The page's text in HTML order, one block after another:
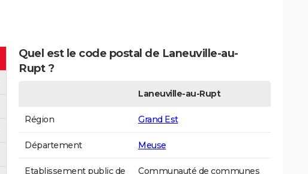
Quel est le code postal de Laneuville-au-
Rupt ?
Laneuville-au-Rupt
Région Grand Est
Département Meuse
Etablissement public de
Communauté de communes